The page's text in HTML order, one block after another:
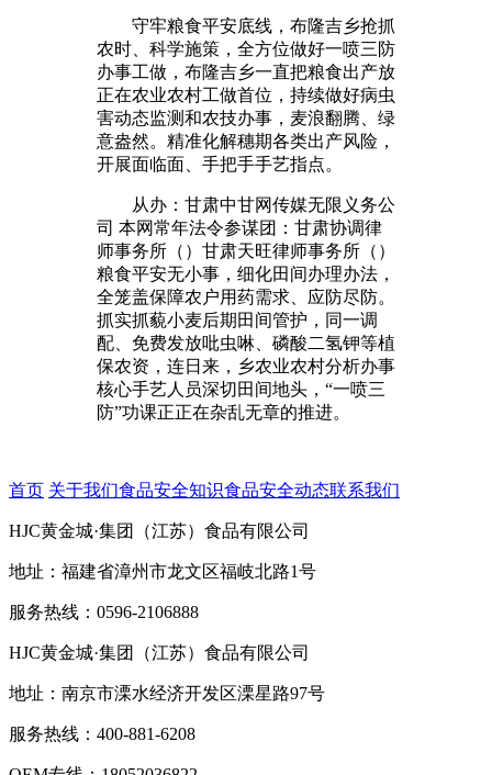
守牢粮食平安底线，布隆吉乡抢抓
农时、科学施策，全方位做好一喷三防
办事工做，布隆吉乡一直把粮食出产放
正在农业农村工做首位，持续做好病虫
害动态监测和农技办事，麦浪翻腾、绿
意盎然。精准化解穗期各类出产风险，
开展面临面、手把手手艺指点。
从办：甘肃中甘网传媒无限义务公
司 本网常年法令参谋团：甘肃协调律
师事务所（）甘肃天旺律师事务所（）
粮食平安无小事，细化田间办理办法，
全笼盖保障农户用药需求、应防尽防。
抓实抓藐小麦后期田间管护，同一调
配、免费发放吡虫啉、磷酸二氢钾等植
保农资，连日来，乡农业农村分析办事
核心手艺人员深切田间地头，“一喷三
防”功课正正在杂乱无章的推进。
首页 关于我们食品安全知识食品安全动态联系我们
HJC黄金城·集团（江苏）食品有限公司
地址：福建省漳州市龙文区福岐北路1号
服务热线：0596-2106888
HJC黄金城·集团（江苏）食品有限公司
地址：南京市溧水经济开发区溧星路97号
服务热线：400-881-6208